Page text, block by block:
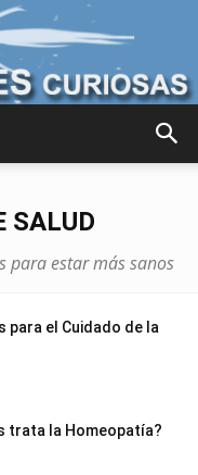
SALUD
para estar más sanos
para el Cuidado de la
trata la Homeopatía?